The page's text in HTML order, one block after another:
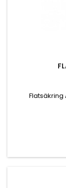
Flatsäkring